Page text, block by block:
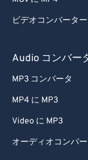
ビデオコンバーター
Audio コンバー
MP3 コンバータ
MP4 に MP3
Video に MP3
オーディオコンバ